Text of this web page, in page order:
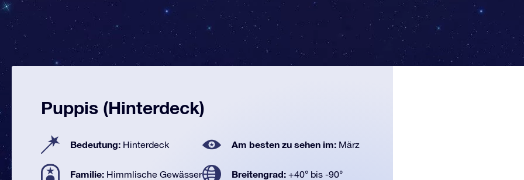
Puppis (Hinterdeck)
Bedeutung: Hinterdeck Am besten zu sehen im: März
Familie: Himmlische Gewässer Breitengrad: +40° bis -90°